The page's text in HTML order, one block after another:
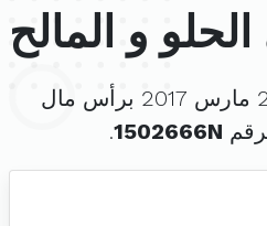
و المالح
. تم تأسيسها في 2 مارس 2017 برأس مال
1502666N
.